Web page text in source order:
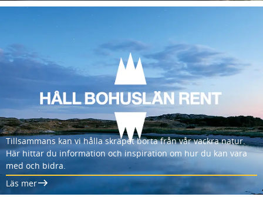
Tillsammans kan vi hålla skräpet borta från vår vackra natur.
Här hittar du information och inspiration om hur du kan vara
med och bidra.
Läs mer